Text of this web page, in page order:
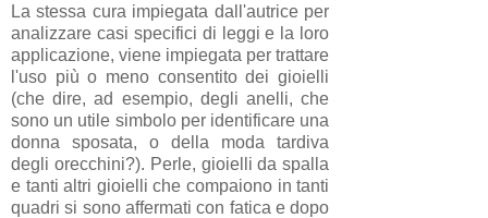
La stessa cura impiegata dall'autrice per
analizzare casi specifici di leggi e la loro
applicazione, viene impiegata per trattare
l'uso più o meno consentito dei gioielli
(che dire, ad esempio, degli anelli, che
sono un utile simbolo per identificare una
donna sposata, o della moda tardiva
degli orecchini?). Perle, gioielli da spalla
e tanti altri gioielli che compaiono in tanti
quadri si sono affermati con fatica e dopo